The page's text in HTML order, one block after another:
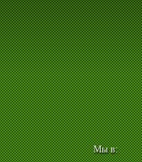
Мы в: